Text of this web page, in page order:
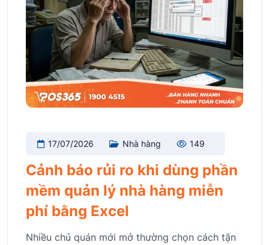
17/07/2026 Nhà hàng 149
Cảnh báo rủi ro khi dùng phần
mềm quản lý nhà hàng miễn
phí bằng Excel
Nhiều chủ quán mới mở thường chọn cách tận